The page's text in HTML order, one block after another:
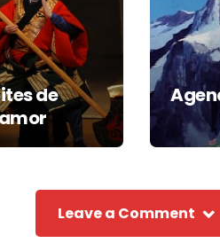
de
Leave a Comment